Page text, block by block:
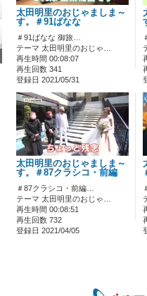
太田明里のおじゃましま～
す。＃91ばなな
＃91ばなな 御旅…
テーマ 太田明里のおじゃ…
再生時間 00:08:07
再生回数 341
登録日 2021/05/31
太田明里のおじゃましま～
す。＃87クラシコ・前編
＃87クラシコ・前編…
テーマ 太田明里のおじゃ…
再生時間 00:08:51
再生回数 732
登録日 2021/04/05